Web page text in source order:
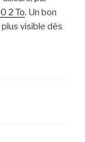
2 To. Un bon
plus visible dès